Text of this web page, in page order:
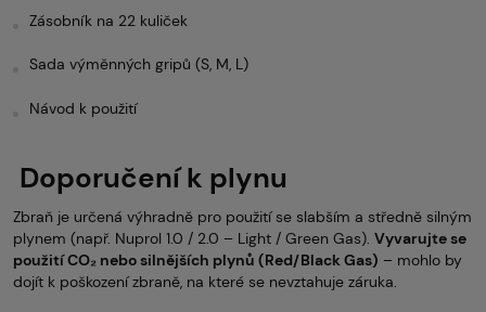
Zásobník na 22 kuliček
Sada výměnných gripů (S, M, L)
Návod k použití
Doporučení k plynu
Zbraň je určená výhradně pro použití se slabším a středně silným
plynem (např. Nuprol 1.0 / 2.0 – Light / Green Gas). Vyvarujte se
použití CO₂ nebo silnějších plynů (Red/Black Gas) – mohlo by
dojít k poškození zbraně, na které se nevztahuje záruka.